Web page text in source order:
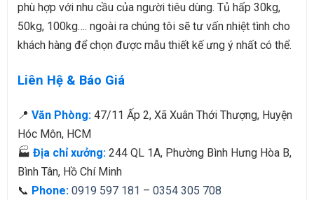
phù hợp với nhu cầu của người tiêu dùng. Tủ hấp 30kg,
50kg, 100kg…. ngoài ra chúng tôi sẽ tư vấn nhiệt tình cho
khách hàng để chọn được mẫu thiết kế ưng ý nhất có thể.
Liên Hệ & Báo Giá
📍 Văn Phòng:47/11 Ấp 2, Xã Xuân Thới Thượng, Huyện
Hóc Môn, HCM
🏭 Địa chỉ xưởng:244 QL 1A, Phường Bình Hưng Hòa B,
Bình Tân, Hồ Chí Minh
📞 Phone: 0919 597 181 – 0354 305 708